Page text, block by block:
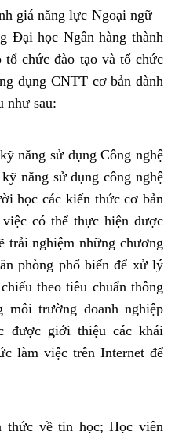
giá năng lực Ngoại ngữ –
Đại học Ngân hàng thành
chức đào tạo và tổ chức
dụng CNTT cơ bản dành
như sau:
năng sử dụng Công nghệ
năng sử dụng công nghệ
học các kiến thức cơ bản
có thể thực hiện được
trải nghiệm những chương
phòng phổ biến để xử lý
theo tiêu chuẩn thông
môi trường doanh nghiệp
được giới thiệu các khái
làm việc trên Internet để
thức về tin học; Học viên